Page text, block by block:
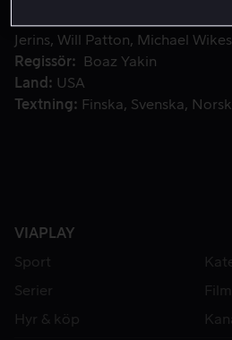
Jerins Will Patton Michael Wikes
Regissör
Boaz Yakin
Land
USA
Textning
Finska Svenska
VIAPLAY
Sport
Serier
Hyr & köp